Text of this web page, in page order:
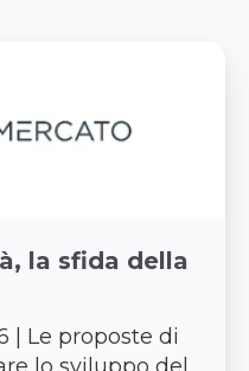
la sfida della
| Le proposte di
lo sviluppo del